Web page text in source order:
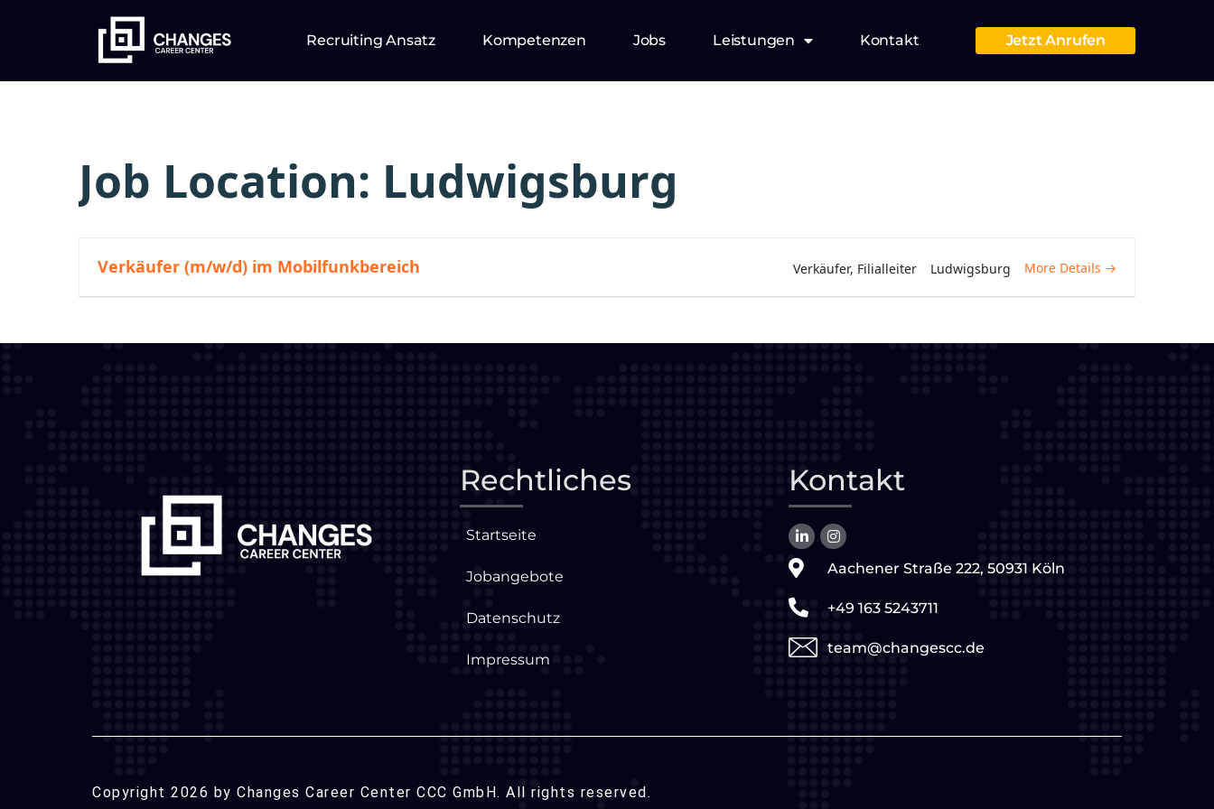
Recruiting Ansatz Kompetenzen Jobs Leistungen Kontakt Jetzt Anrufen
Job Location: Ludwigsburg
Verkäufer (m/w/d) im Mobilfunkbereich Verkäufer Filialleiter Ludwigsburg More Details
Rechtliches
Startseite
Jobangebote
Datenschutz
Impressum
Kontakt
Aachener Straße 222, 50931 Köln
+49 163 5243711
team@changescc.de
Copyright 2026 by Changes Career Center CCC GmbH. All rights reserved.